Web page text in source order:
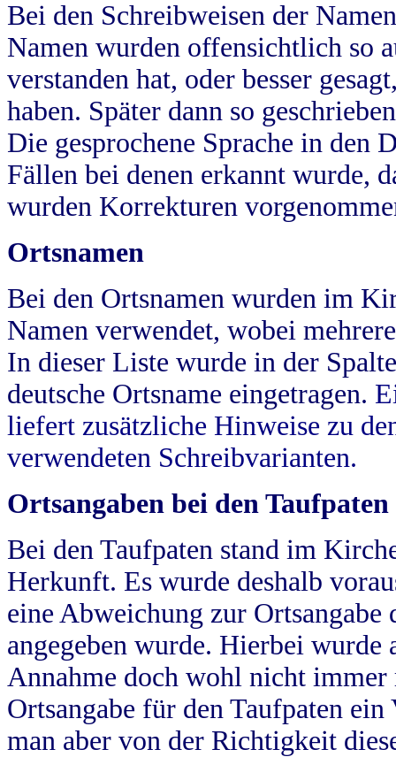
Bei den Schreibweisen der
Namen wurden offensichtlich so
verstanden hat, oder besser
haben. Später dann so
Die gesprochene Sprache in
Fällen bei denen erkannt wurde,
wurden Korrekturen
Ortsnamen
Bei den Ortsnamen wurden im
Namen verwendet, wobei
In dieser Liste wurde in der
deutsche Ortsname eingetragen.
liefert zusätzliche Hinweise zu
verwendeten Schreibvarianten.
Ortsangaben bei den Taufpaten
Bei den Taufpaten stand im
Herkunft. Es wurde deshalb
eine Abweichung zur
angegeben wurde. Hierbei wurde
Annahme doch wohl nicht
Ortsangabe für den Taufpaten
man aber von der Richtigkeit